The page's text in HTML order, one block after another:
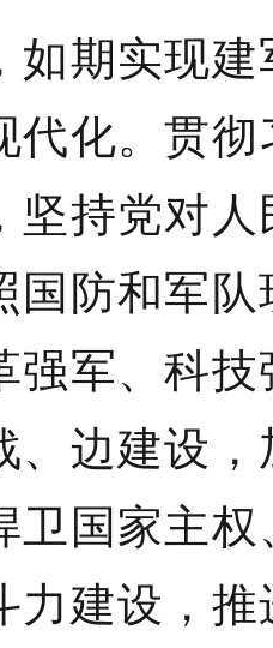
如期实现
代化。贯
坚持党对
国防和军
强军、科
、边建设
卫国家主
力建设，